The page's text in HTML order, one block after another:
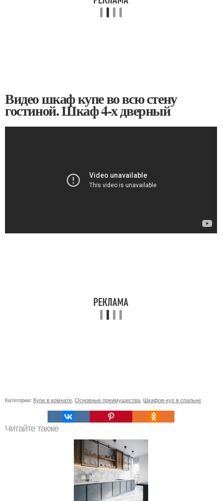
Видео шкаф купе во всю стену
гостиной. Шкаф 4-х дверный
Категории: Купе в комнате Основные преимущества Шкафов-куп в спальне
Читайте также